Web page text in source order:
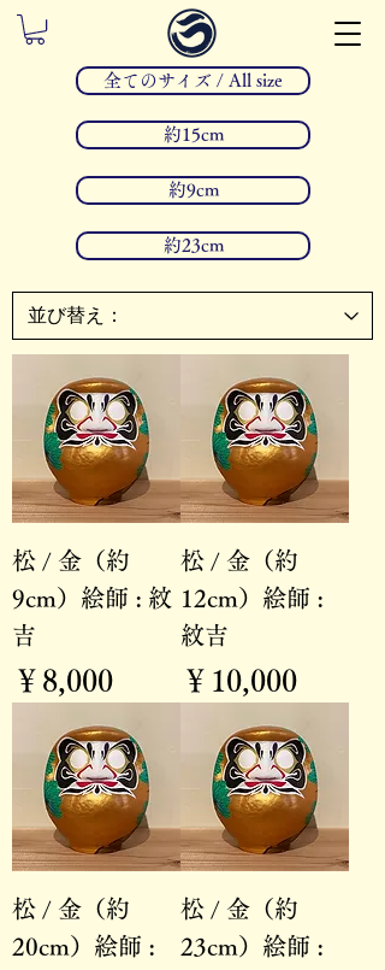
全てのサイズ / All size
約15cm
約9cm
約23cm
松 / 金（約
9cm）絵師 : 紋
吉
価格
￥8,000
松 / 金（約
12cm）絵師 :
紋吉
価格
￥10,000
松 / 金（約
20cm）絵師 :
松 / 金（約
23cm）絵師 :